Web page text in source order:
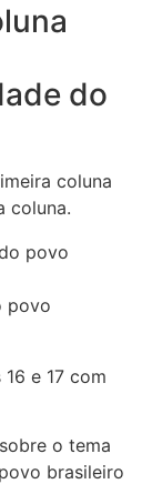
do
coluna
coluna.
povo
e 17 com
o tema
brasileiro